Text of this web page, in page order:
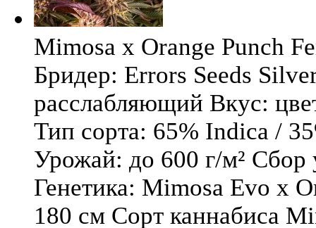
Mimosa x Orange Punch
Бридер: Errors Seeds
расслабляющий Вкус:
Тип сорта: 65% Indica /
Урожай: до 600 г/м² Сбор
Генетика: Mimosa Evo x
180 см Сорт каннабиса